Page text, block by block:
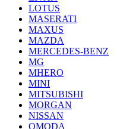
LOTUS
MASERATI
MAXUS
MAZDA
MERCEDES-BENZ
MG
MHERO
MINI
MITSUBISHI
MORGAN
NISSAN
OMODA